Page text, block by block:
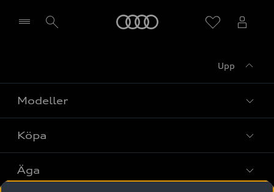
Upp
Modeller
Alla modeller
Elbilar
Köpa
Privaterbjudanden
Äga